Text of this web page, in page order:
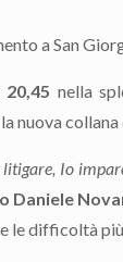
a San
nella
nuova
Io
Daniele
difficoltà